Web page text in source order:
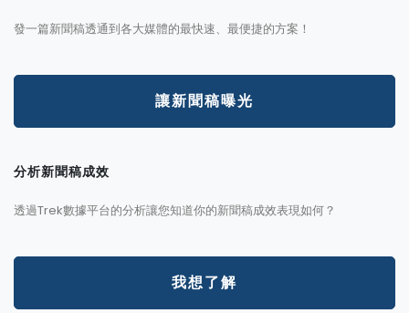
發一篇新聞稿透通到各大媒體的最快速、最便捷的方案！
讓新聞稿曝光
分析新聞稿成效
透過Trek數據平台的分析讓您知道你的新聞稿成效表現如何？
我想了解